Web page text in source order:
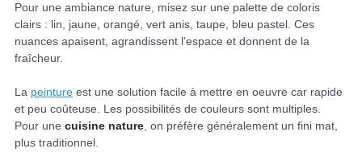
Pour une ambiance nature, misez sur une palette de coloris
clairs : lin, jaune, orangé, vert anis, taupe, bleu pastel. Ces
nuances apaisent, agrandissent l'espace et donnent de la
fraîcheur.
La peinture est une solution facile à mettre en oeuvre car rapide
et peu coûteuse. Les possibilités de couleurs sont multiples.
Pour une cuisine nature , on préfère généralement un fini mat,
plus traditionnel.